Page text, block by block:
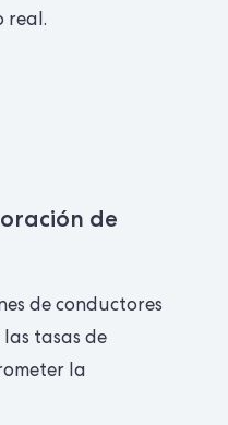
real.
de
de conductores
las tasas de
la